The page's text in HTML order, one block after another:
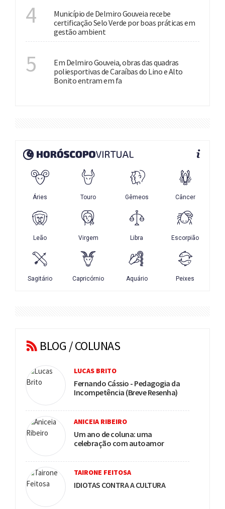
4
Município de Delmiro Gouveia recebe
certificação Selo Verde por boas práticas em
gestão ambient
5
Em Delmiro Gouveia, obras das quadras
poliesportivas de Caraíbas do Lino e Alto
Bonito entram em fa
BLOG / COLUNAS
LUCAS BRITO
Fernando Cássio - Pedagogia da
Incompetência (Breve Resenha)
ANICEIA RIBEIRO
Um ano de coluna: uma
celebração com autoamor
TAIRONE FEITOSA
IDIOTAS CONTRA A CULTURA